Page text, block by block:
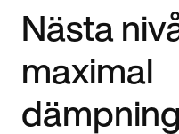
Nästa
maximal